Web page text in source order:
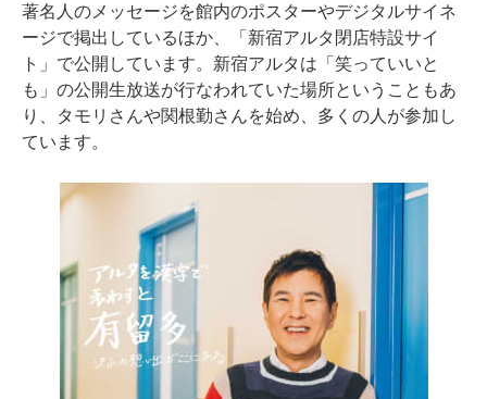
著名人のメッセージを館内のポスターやデジタルサイネ
ージで掲出しているほか、「新宿アルタ閉店特設サイ
ト」で公開しています。新宿アルタは「笑っていいと
も」の公開生放送が行なわれていた場所ということもあ
り、タモリさんや関根勤さんを始め、多くの人が参加し
ています。